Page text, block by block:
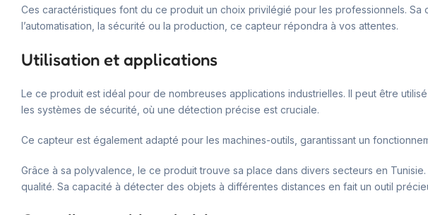
Ces caractéristiques font du ce produit un choix privilégié pour les professionnels.
l’automatisation, la sécurité ou la production, ce capteur répondra à vos attentes.
Utilisation et applications
Le ce produit est idéal pour de nombreuses applications industrielles. Il peut être
les systèmes de sécurité, où une détection précise est cruciale.
Ce capteur est également adapté pour les machines-outils, garantissant un
Grâce à sa polyvalence, le ce produit trouve sa place dans divers secteurs en
qualité. Sa capacité à détecter des objets à différentes distances en fait un outil